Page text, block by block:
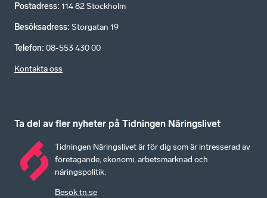
Postadress: 114 82 Stockholm
Besöksadress: Storgatan 19
Telefon: 08-553 430 00
Kontakta oss
Ta del av fler nyheter på Tidningen Näringslivet
Tidningen Näringslivet är för dig som är intresserad av
företagande, ekonomi, arbetsmarknad och
näringspolitik.
Besök tn.se